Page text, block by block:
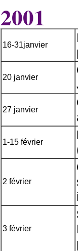
2001
16-31janvier
20 janvier
27 janvier
1-15 février
2 février
3 février